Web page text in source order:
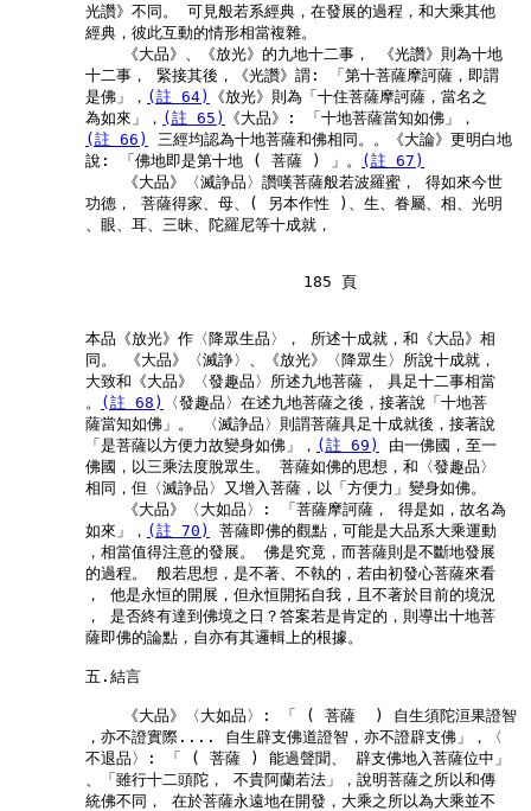
        光讚》不同。 可見般若系經典，在發展的過程，和大乘其他
        經典，彼此互動的情形相當複雜。
            《大品》、《放光》的九地十二事， 《光讚》則為十地
        十二事， 緊接其後，《光讚》謂: 「第十菩薩摩訶薩，即謂
        是佛」，
(註 64)
《放光》則為「十住菩薩摩訶薩，當名之
        為如來」，
(註 65)
《大品》: 「十地菩薩當知如佛」，
(註 66)
三經均認為十地菩薩和佛相同。。《大論》更明白地
        說: 「佛地即是第十地 ( 菩薩 ) 」。
(註 67)
            《大品》〈滅諍品〉讚嘆菩薩般若波羅蜜， 得如來今世
        功德， 菩薩得家、母、( 另本作性 )、生、眷屬、相、光明
        、眼、耳、三昧、陀羅尼等十成就，
                               185 頁
        本品《放光》作〈降眾生品〉， 所述十成就，和《大品》相
        同。 《大品》〈滅諍〉、《放光》〈降眾生〉所說十成就，
        大致和《大品》〈發趣品〉所述九地菩薩， 具足十二事相當
        。
(註 68)
〈發趣品〉在述九地菩薩之後，接著說「十地菩
        薩當知如佛」。 〈滅諍品〉則謂菩薩具足十成就後，接著說
        「是菩薩以方便力故變身如佛」，
(註 69)
由一佛國，至一
        佛國，以三乘法度脫眾生。 菩薩如佛的思想，和〈發趣品〉
        相同，但〈滅諍品〉又增入菩薩，以「方便力」變身如佛。
            《大品》〈大如品〉: 「菩薩摩訶薩， 得是如，故名為
        如來」，
(註 70)
菩薩即佛的觀點，可能是大品系大乘運動
        ，相當值得注意的發展。 佛是究竟，而菩薩則是不斷地發展
        的過程。 般若思想，是不著、不執的，若由初發心菩薩來看
        ， 他是永恒的開展，但永恒開拓自我，且不著於目前的境況
        ， 是否終有達到佛境之日？答案若是肯定的，則導出十地菩
        薩即佛的論點，自亦有其邏輯上的根據。
        五.結言
            《大品》〈大如品〉: 「 ( 菩薩  ) 自生須陀洹果證智
        ，亦不證實際.... 自生辟支佛道證智，亦不證辟支佛」，〈
        不退品〉: 「 ( 菩薩 ) 能過聲聞、 辟支佛地入菩薩位中」
        、「雖行十二頭陀， 不貴阿蘭若法」，說明菩薩之所以和傳
        統佛不同， 在於菩薩永遠地在開發，大乘之所以為大乘並不